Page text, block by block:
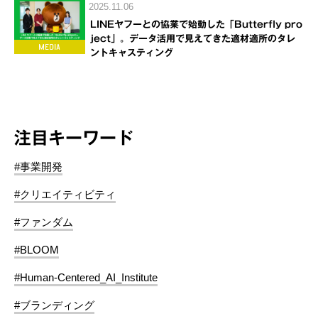
2025.11.06
LINEヤフーとの協業で始動した「Butterfly pro
ject」。データ活用で見えてきた適材適所のタレ
ントキャスティング
注目キーワード
#事業開発
#クリエイティビティ
#ファンダム
#BLOOM
#Human-Centered_AI_Institute
#ブランディング